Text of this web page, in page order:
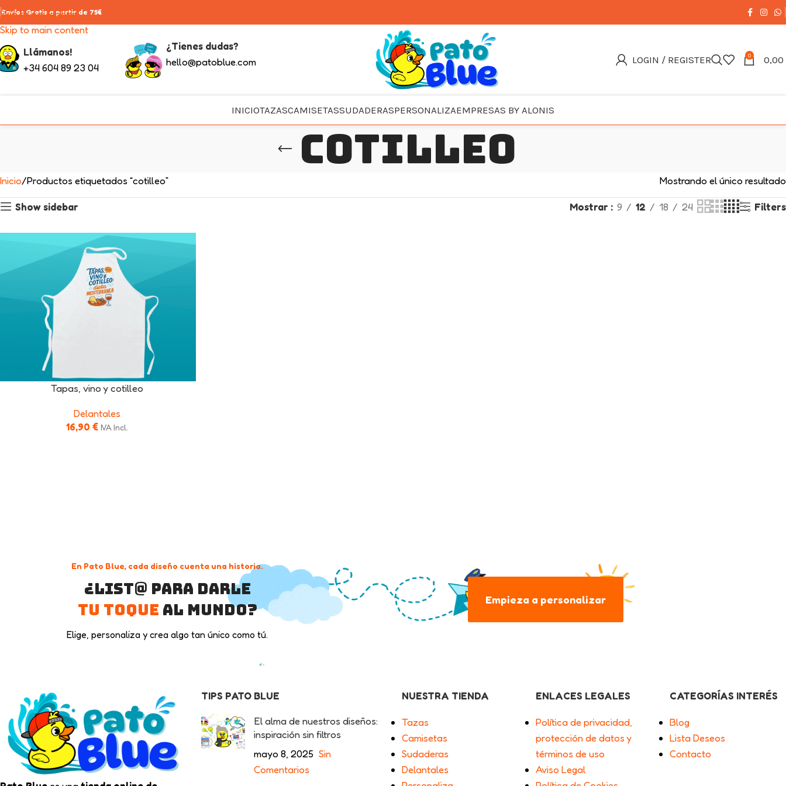
Skip to navigation
Skip to main content
Envíos Gratis a partir de 75€
Llámanos!
+34 604 89 23 04
¿Tienes dudas?
hello@patoblue.com
LOGIN / REGISTER 0 0,00
INICIOTAZASCAMISETASSUDADERASPERSONALIZAEMPRESAS BY ALONIS
cotilleo
Inicio Productos etiquetados “cotilleo” Mostrando el único resultado
Show sidebar Mostrar 9 12 18 24 Filters
Tapas, vino y cotilleo
Delantales
16,90 € IVA Incl.
En Pato Blue, cada diseño cuenta una historia.
¿List@ para darle
tu toque al mundo?
Elige, personaliza y crea algo tan único como tú.
Empieza a personalizar
TIPS PATO BLUE
El alma de nuestros diseños:
inspiración sin filtros
mayo 8, 2025 Sin
Comentarios
NUESTRA TIENDA
Tazas
Camisetas
Sudaderas
Delantales
ENLACES LEGALES
Política de privacidad,
protección de datos y
términos de uso
Aviso Legal
CATEGORÍAS INTERÉS
Blog
Lista Deseos
Contacto